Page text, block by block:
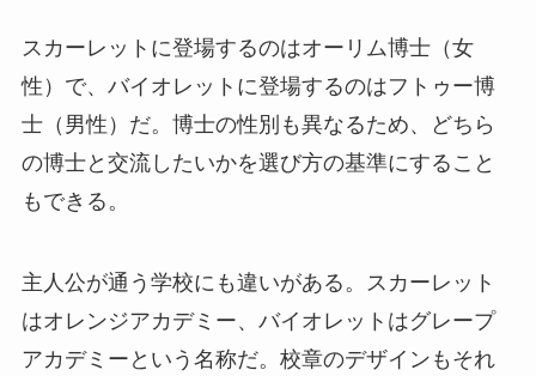
スカーレットに登場するのはオーリム博士（女
性）で、バイオレットに登場するのはフトゥー博
士（男性）だ。博士の性別も異なるため、どちら
の博士と交流したいかを選び方の基準にすること
もできる。
主人公が通う学校にも違いがある。スカーレット
はオレンジアカデミー、バイオレットはグレープ
アカデミーという名称だ。校章のデザインもそれ